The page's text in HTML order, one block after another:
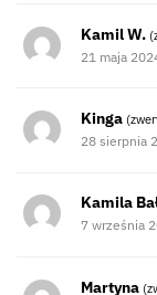
Kamil W.
21 maja
Kinga
28 sierpnia
Kamila
7 września
Martyna